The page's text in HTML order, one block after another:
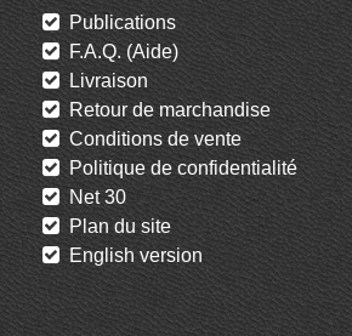
Publications
F.A.Q. (Aide)
Livraison
Retour de marchandise
Conditions de vente
Politique de confidentialité
Net 30
Plan du site
English version